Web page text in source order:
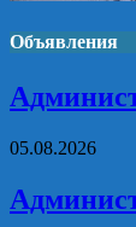
Объявления
05.08.2026